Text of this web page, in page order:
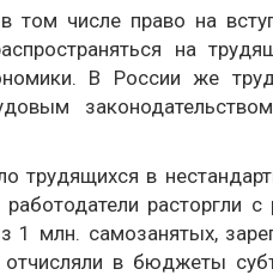
том числе право на
на
В России же
трудящихся в
расторгли
млн. самозанятых,
в бюджеты